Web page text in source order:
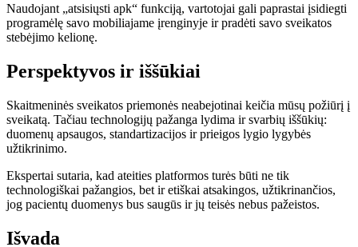
Naudojant „atsisiųsti apk“ funkciją, vartotojai gali paprastai įsidiegti
programėlę savo mobiliajame įrenginyje ir pradėti savo sveikatos
stebėjimo kelionę.
Perspektyvos ir iššūkiai
Skaitmeninės sveikatos priemonės neabejotinai keičia mūsų požiūrį į
sveikatą. Tačiau technologijų pažanga lydima ir svarbių iššūkių:
duomenų apsaugos, standartizacijos ir prieigos lygio lygybės
užtikrinimo.
Ekspertai sutaria, kad ateities platformos turės būti ne tik
technologiškai pažangios, bet ir etiškai atsakingos, užtikrinančios,
jog pacientų duomenys bus saugūs ir jų teisės nebus pažeistos.
Išvada